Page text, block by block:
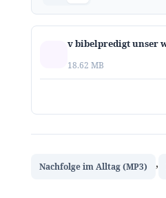
18.62 MB
Nachfolge im Alltag (MP3) ,